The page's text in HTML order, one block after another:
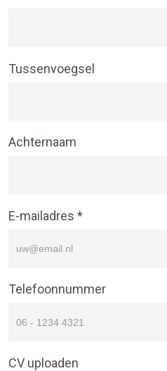
Tussenvoegsel
Achternaam
E-mailadres *
Telefoonnummer
CV uploaden